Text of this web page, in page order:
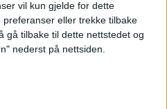
vil kun gjelde for dette
eller trekke tilbake
gå tilbake til dette nettstedet og
nederst på nettsiden.
ingen ansatte